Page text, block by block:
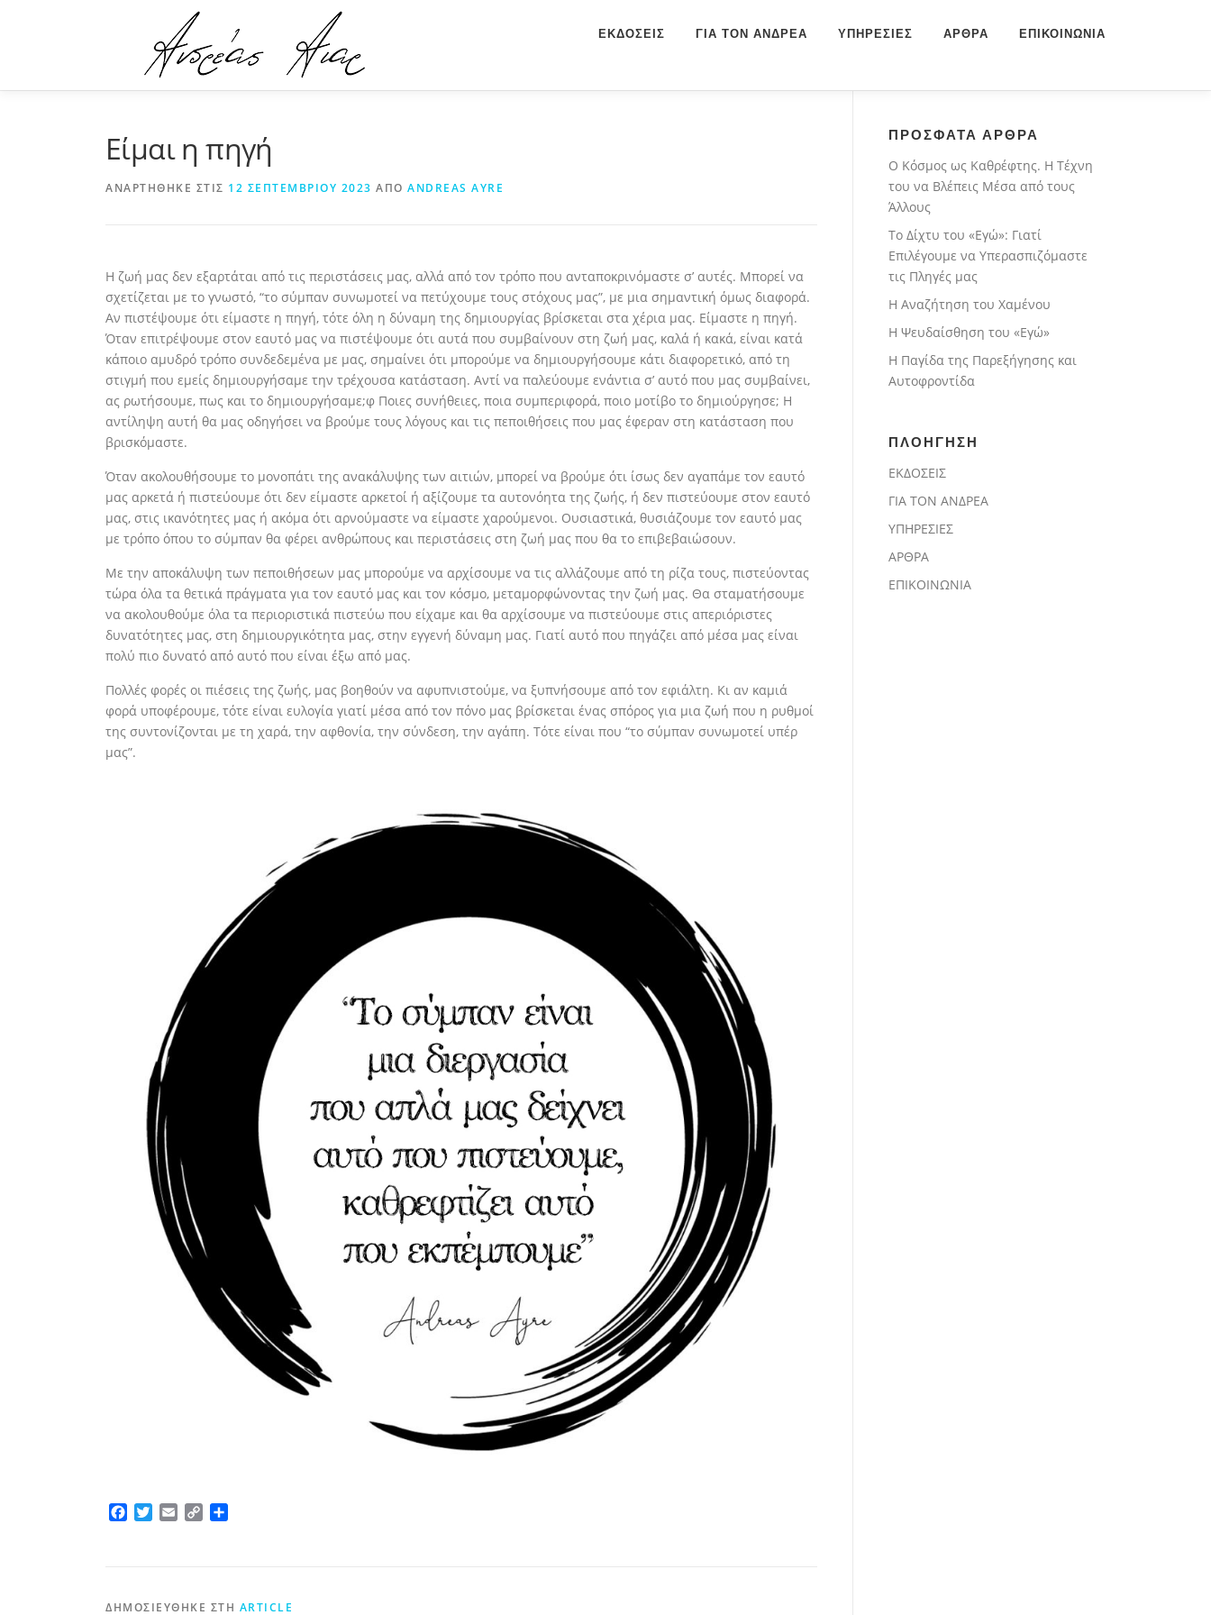
ΕΚΔΟΣΕΙΣ ΓΙΑ ΤΟΝ ΑΝΔΡΕΑ ΥΠΗΡΕΣΙΕΣ ΑΡΘΡΑ ΕΠΙΚΟΙΝΩΝΙΑ
Είμαι η πηγή
ΑΝΑΡΤΉΘΗΚΕ ΣΤΙΣ 12 ΣΕΠΤΕΜΒΡΊΟΥ 2023 ΑΠΌ ANDREAS AYRE
Η ζωή μας δεν εξαρτάται από τις περιστάσεις μας, αλλά από τον τρόπο που ανταποκρινόμαστε σ’ αυτές. Μπορεί να
σχετίζεται με το γνωστό, “το σύμπαν συνωμοτεί να πετύχουμε τους στόχους μας”, με μια σημαντική όμως διαφορά.
Αν πιστέψουμε ότι είμαστε η πηγή, τότε όλη η δύναμη της δημιουργίας βρίσκεται στα χέρια μας. Είμαστε η πηγή.
Όταν επιτρέψουμε στον εαυτό μας να πιστέψουμε ότι αυτά που συμβαίνουν στη ζωή μας, καλά ή κακά, είναι κατά
κάποιο αμυδρό τρόπο συνδεδεμένα με μας, σημαίνει ότι μπορούμε να δημιουργήσουμε κάτι διαφορετικό, από τη
στιγμή που εμείς δημιουργήσαμε την τρέχουσα κατάσταση. Αντί να παλεύουμε ενάντια σ’ αυτό που μας συμβαίνει,
ας ρωτήσουμε, πως και το δημιουργήσαμε;φ Ποιες συνήθειες, ποια συμπεριφορά, ποιο μοτίβο το δημιούργησε; Η
αντίληψη αυτή θα μας οδηγήσει να βρούμε τους λόγους και τις πεποιθήσεις που μας έφεραν στη κατάσταση που
βρισκόμαστε.
Όταν ακολουθήσουμε το μονοπάτι της ανακάλυψης των αιτιών, μπορεί να βρούμε ότι ίσως δεν αγαπάμε τον εαυτό
μας αρκετά ή πιστεύουμε ότι δεν είμαστε αρκετοί ή αξίζουμε τα αυτονόητα της ζωής, ή δεν πιστεύουμε στον εαυτό
μας, στις ικανότητες μας ή ακόμα ότι αρνούμαστε να είμαστε χαρούμενοι. Ουσιαστικά, θυσιάζουμε τον εαυτό μας
με τρόπο όπου το σύμπαν θα φέρει ανθρώπους και περιστάσεις στη ζωή μας που θα το επιβεβαιώσουν.
Με την αποκάλυψη των πεποιθήσεων μας μπορούμε να αρχίσουμε να τις αλλάζουμε από τη ρίζα τους, πιστεύοντας
τώρα όλα τα θετικά πράγματα για τον εαυτό μας και τον κόσμο, μεταμορφώνοντας την ζωή μας. Θα σταματήσουμε
να ακολουθούμε όλα τα περιοριστικά πιστεύω που είχαμε και θα αρχίσουμε να πιστεύουμε στις απεριόριστες
δυνατότητες μας, στη δημιουργικότητα μας, στην εγγενή δύναμη μας. Γιατί αυτό που πηγάζει από μέσα μας είναι
πολύ πιο δυνατό από αυτό που είναι έξω από μας.
Πολλές φορές οι πιέσεις της ζωής, μας βοηθούν να αφυπνιστούμε, να ξυπνήσουμε από τον εφιάλτη. Κι αν καμιά
φορά υποφέρουμε, τότε είναι ευλογία γιατί μέσα από τον πόνο μας βρίσκεται ένας σπόρος για μια ζωή που η ρυθμοί
της συντονίζονται με τη χαρά, την αφθονία, την σύνδεση, την αγάπη. Τότε είναι που “το σύμπαν συνωμοτεί υπέρ
μας”.
Facebook
TwitterEmailCopy
ΔΗΜΟΣΙΕΎΘΗΚΕ ΣΤΗ ARTICLE
ΠΡΟΣΦΑΤΑ ΑΡΘΡΑ
Ο Κόσμος ως Καθρέφτης. Η Τέχνη
του να Βλέπεις Μέσα από τους
Άλλους
Το Δίχτυ του «Εγώ»: Γιατί
Επιλέγουμε να Υπερασπιζόμαστε
τις Πληγές μας
Η Αναζήτηση του Χαμένου
Η Ψευδαίσθηση του «Εγώ»
Η Παγίδα της Παρεξήγησης και
Αυτοφροντίδα
ΠΛΟΗΓΗΣΗ
ΕΚΔΟΣΕΙΣ
ΓΙΑ ΤΟΝ ΑΝΔΡΕΑ
ΥΠΗΡΕΣΙΕΣ
ΑΡΘΡΑ
ΕΠΙΚΟΙΝΩΝΙΑ